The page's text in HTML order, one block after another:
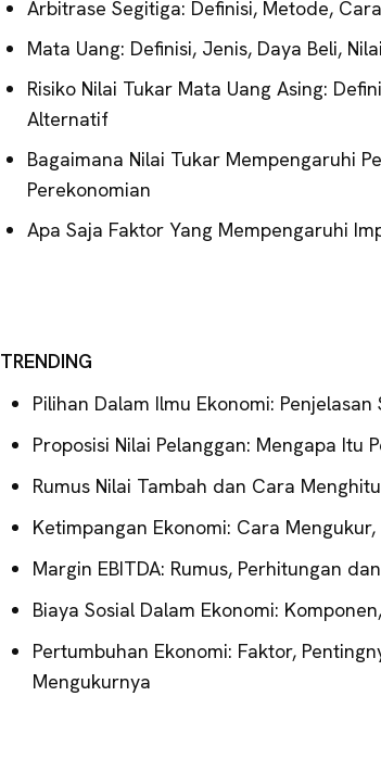
Arbitrase Segitiga: Definisi, Metode,
Mata Uang: Definisi, Jenis, Daya Beli,
Risiko Nilai Tukar Mata Uang Asing:
Alternatif
Bagaimana Nilai Tukar Mempengaruhi
Perekonomian
Apa Saja Faktor Yang Mempengaruhi
TRENDING
Pilihan Dalam Ilmu Ekonomi: Penjelasan
Proposisi Nilai Pelanggan: Mengapa Itu
Rumus Nilai Tambah dan Cara
Ketimpangan Ekonomi: Cara Mengukur,
Margin EBITDA: Rumus, Perhitungan
Biaya Sosial Dalam Ekonomi:
Pertumbuhan Ekonomi: Faktor,
Mengukurnya